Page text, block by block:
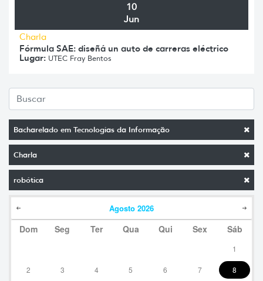
Bacharelado em Tecnologias da Informação
Charla
robótica
Agosto 2026
Dom Seg Ter Qua Qui Sex Sáb
1
2 3 4 5 6 7 8
10
Jun
Charla
Fórmula SAE: diseñá un auto de carreras eléctrico
Lugar: UTEC Fray Bentos